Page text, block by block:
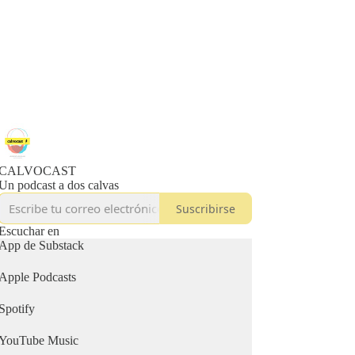
podcast a dos calvas
Suscribirse
en
App de Substack
Apple Podcasts
Spotify
Music